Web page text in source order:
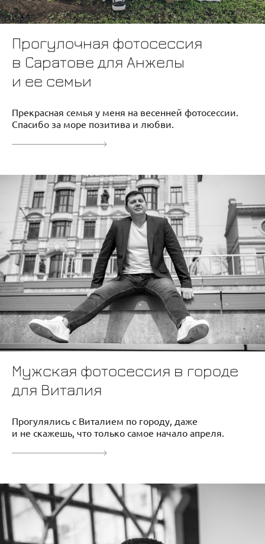
Прогулочная фотосессия
в Саратове для Анжелы
и ее семьи
Прекрасная семья у меня на весенней фотосессии.
Спасибо за море позитива и любви.
Мужская фотосессия в городе
для Виталия
Прогулялись с Виталием по городу, даже
и не скажешь, что только самое начало апреля.